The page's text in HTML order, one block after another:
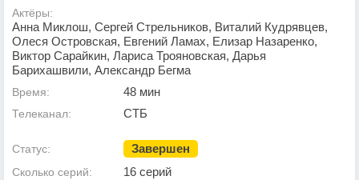
Актёры:
Анна Миклош, Сергей Стрельников, Виталий Кудрявцев,
Олеся Островская, Евгений Ламах, Елизар Назаренко,
Виктор Сарайкин, Лариса Трояновская, Дарья
Барихашвили, Александр Бегма
Время: 48 мин
Телеканал: СТБ
Статус: Завершен
Сколько серий: 16 серий